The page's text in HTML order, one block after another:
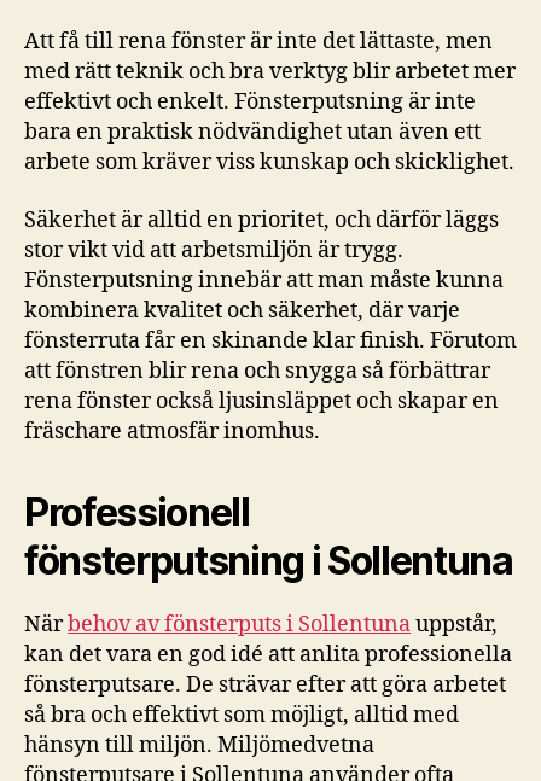
Att få till rena fönster är inte det lättaste, men
med rätt teknik och bra verktyg blir arbetet mer
effektivt och enkelt. Fönsterputsning är inte
bara en praktisk nödvändighet utan även ett
arbete som kräver viss kunskap och skicklighet.
Säkerhet är alltid en prioritet, och därför läggs
stor vikt vid att arbetsmiljön är trygg.
Fönsterputsning innebär att man måste kunna
kombinera kvalitet och säkerhet, där varje
fönsterruta får en skinande klar finish. Förutom
att fönstren blir rena och snygga så förbättrar
rena fönster också ljusinsläppet och skapar en
fräschare atmosfär inomhus.
Professionell
fönsterputsning i Sollentuna
Närbehov av fönsterputs i Sollentunauppstår,
kan det vara en god idé att anlita professionella
fönsterputsare. De strävar efter att göra arbetet
så bra och effektivt som möjligt, alltid med
hänsyn till miljön. Miljömedvetna
fönsterputsare i Sollentuna använder ofta